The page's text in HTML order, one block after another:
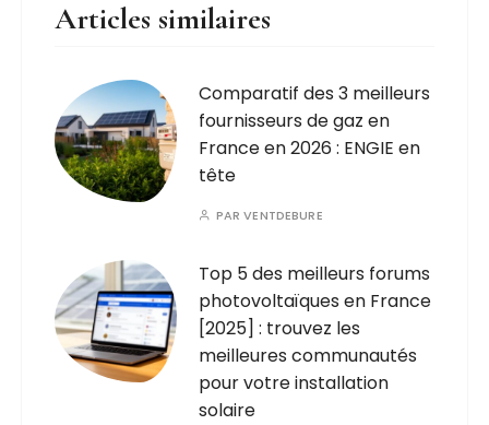
Articles similaires
Comparatif des 3 meilleurs
fournisseurs de gaz en
France en 2026 : ENGIE en
tête
PARVENTDEBURE
Top 5 des meilleurs forums
photovoltaïques en France
[2025] : trouvez les
meilleures communautés
pour votre installation
solaire